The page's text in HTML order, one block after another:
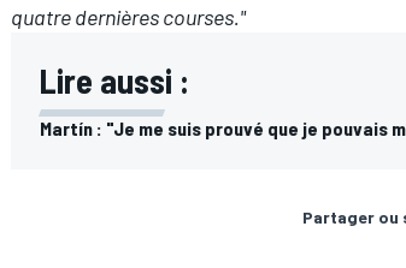
AUTRES CHAMPIONNATS
quatre dernières courses."
Lire aussi :
Martín : "Je me suis prouvé que je pouvais
Partager ou